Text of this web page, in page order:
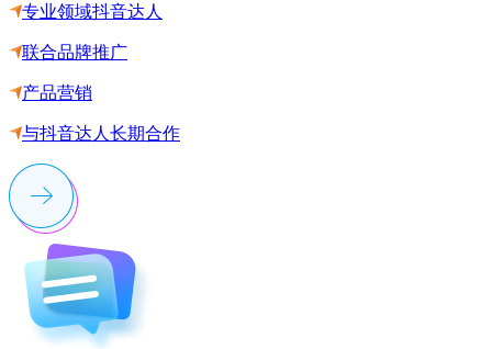
专业领域抖音达人
联合品牌推广
产品营销
与抖音达人长期合作